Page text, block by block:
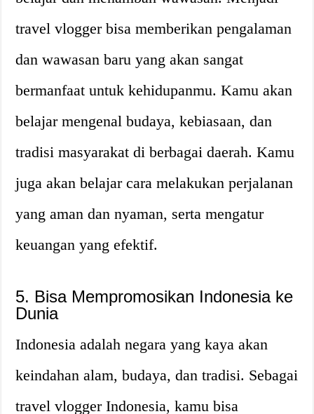
travel vlogger bisa memberikan pengalaman
dan wawasan baru yang akan sangat
bermanfaat untuk kehidupanmu. Kamu akan
belajar mengenal budaya, kebiasaan, dan
tradisi masyarakat di berbagai daerah. Kamu
juga akan belajar cara melakukan perjalanan
yang aman dan nyaman, serta mengatur
keuangan yang efektif.
5. Bisa Mempromosikan Indonesia ke
Dunia
Indonesia adalah negara yang kaya akan
keindahan alam, budaya, dan tradisi. Sebagai
travel vlogger Indonesia, kamu bisa